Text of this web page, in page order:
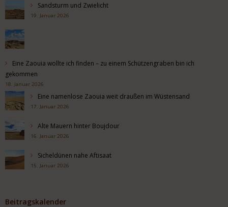
Sandsturm und Zwielicht
19. Januar 2026
Eine Zaouia wollte ich finden – zu einem Schützengraben bin ich
gekommen
18. Januar 2026
Eine namenlose Zaouia weit draußen im Wüstensand
17. Januar 2026
Alte Mauern hinter Boujdour
16. Januar 2026
Sicheldünen nahe Aftisaat
15. Januar 2026
Beitragskalender